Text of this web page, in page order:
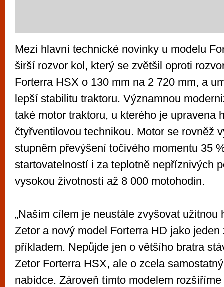
Mezi hlavní technické novinky u modelu
širší rozvor kol, který se zvětšil oproti
Forterra HSX o 130 mm na 2 720 mm, a
lepší stabilitu traktoru. Významnou
také motor traktoru, u kterého je upravena
čtyřventilovou technikou. Motor se rovněž
stupněm převýšení točivého momentu 35
startovatelností i za teplotně nepříznivých
vysokou životností až 8 000 motohodin.
„Naším cílem je neustále zvyšovat užitnou
Zetor a nový model Forterra HD jako
příkladem. Nepůjde jen o většího bratra
Zetor Forterra HSX, ale o zcela
nabídce. Zároveň tímto modelem